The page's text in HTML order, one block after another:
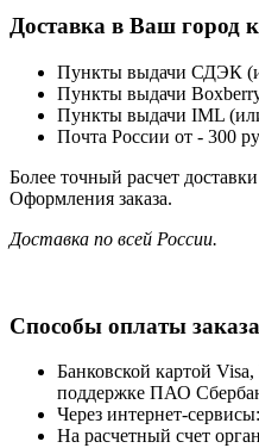
Доставка в Ваш город
Пункты выдачи СДЭК
Пункты выдачи
Пункты выдачи IML
Почта России от - 300
Более точный расчет
Оформления заказа.
Доставка по всей России.
Способы оплаты
Банковской картой
поддержке ПАО
Через интернет-
На расчетный счет